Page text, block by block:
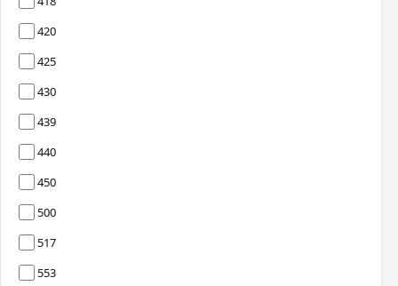
420
425
430
439
440
450
500
517
553